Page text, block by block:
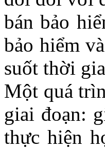
bán bảo
bảo hiểm
suốt thời
Một quá
giai đoạn:
thực hiện